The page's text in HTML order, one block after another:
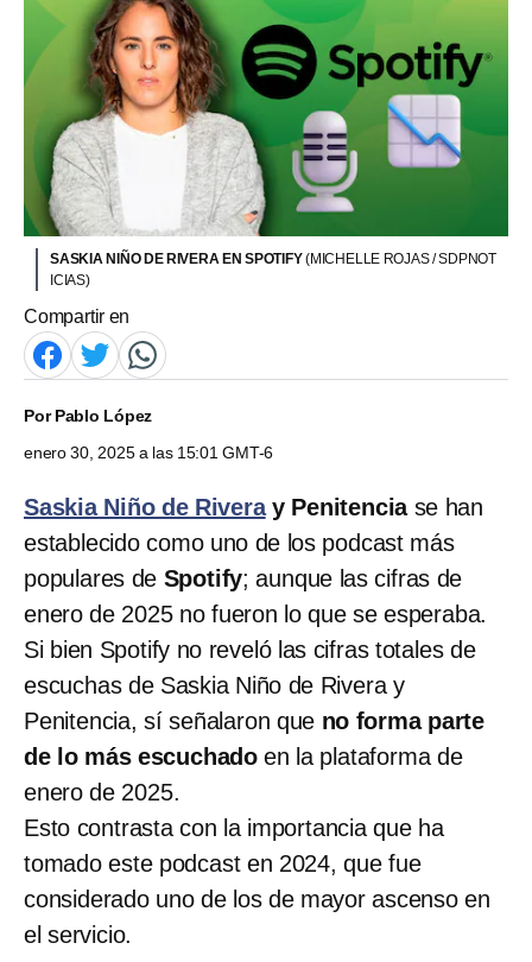
SASKIA NIÑO DE RIVERA EN SPOTIFY(MICHELLE ROJAS / SDPNOT
ICIAS)
Compartir en
PorPablo López
enero 30, 2025 a las 15:01 GMT-6
Saskia Niño de Riveray Penitenciase han
establecido como uno de los podcast más
populares de Spotify; aunque las cifras de
enero de 2025 no fueron lo que se esperaba.
Si bien Spotify no reveló las cifras totales de
escuchas de Saskia Niño de Rivera y
Penitencia, sí señalaron que no forma parte
de lo más escuchado en la plataforma de
enero de 2025.
Esto contrasta con la importancia que ha
tomado este podcast en 2024, que fue
considerado uno de los de mayor ascenso en
el servicio.